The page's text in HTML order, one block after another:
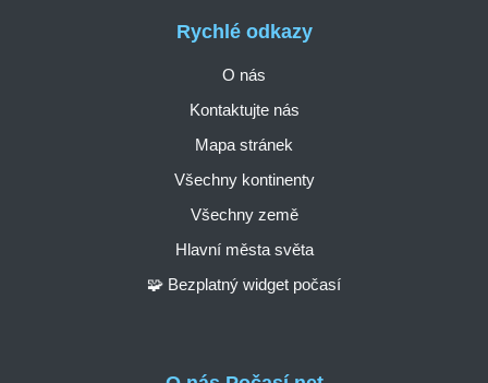
Rychlé odkazy
O nás
Kontaktujte nás
Mapa stránek
Všechny kontinenty
Všechny země
Hlavní města světa
🧩 Bezplatný widget počasí